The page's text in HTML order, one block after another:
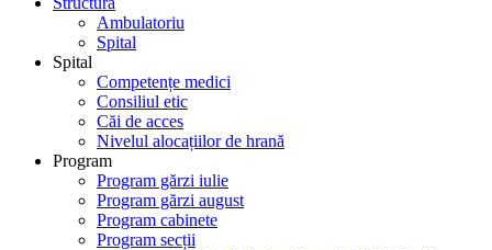
Ambulatoriu
Spital
Spital
Competențe medici
Consiliul etic
Căi de acces
Nivelul alocațiilor de hrană
Program
Program gărzi iulie
Program gărzi august
Program cabinete
Program secții